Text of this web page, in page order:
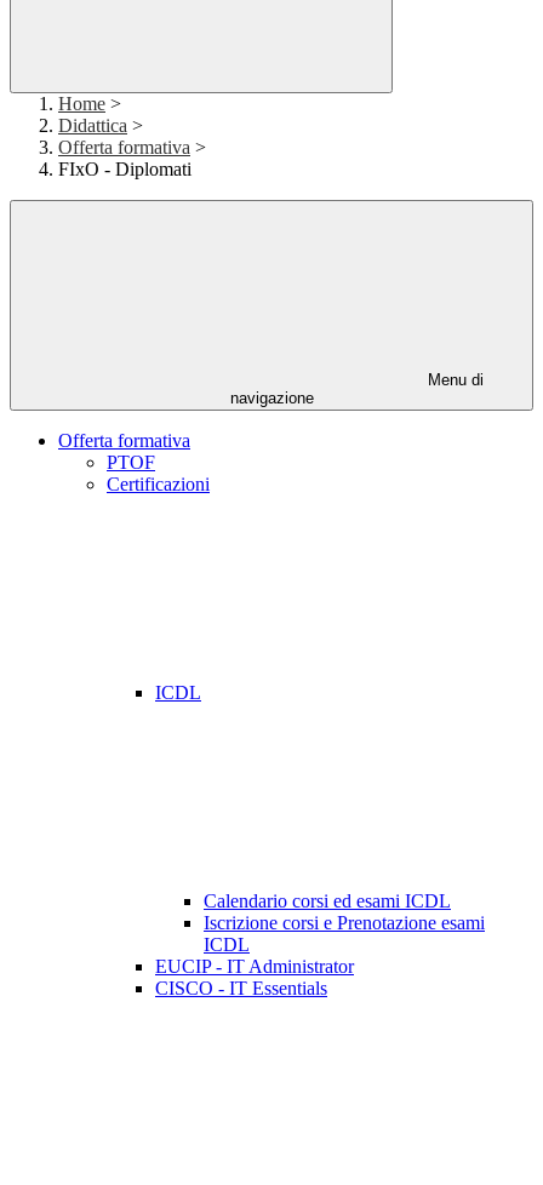
Home >
Didattica >
Offerta formativa >
FIxO - Diplomati
Menu di
navigazione
Offerta formativa
PTOF
Certificazioni
ICDL
Calendario corsi ed esami ICDL
Iscrizione corsi e Prenotazione esami
ICDL
EUCIP - IT Administrator
CISCO - IT Essentials